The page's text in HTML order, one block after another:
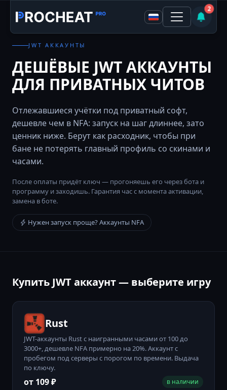
2
JWT АККАУНТЫ
ДЕШЁВЫЕ JWT АККАУНТЫ
ДЛЯ ПРИВАТНЫХ ЧИТОВ
Отлежавшиеся учётки под приватный софт,
дешевле чем в NFA: запуск на шаг длиннее, зато
ценник ниже. Берут как расходник, чтобы при
бане не потерять главный профиль со скинами и
часами.
После оплаты придёт ключ — прогоняешь его через бота и
программу и заходишь. Гарантия час с момента активации,
замена в боте.
Нужен запуск проще? Аккаунты NFA
Купить JWT аккаунт — выберите игру
Rust
JWT-аккаунты Rust с наигранными часами от 100 до
3000+, дешевле NFA примерно на 20%. Аккаунт с
пробегом под серверы с порогом по времени. Выдача
по ключу.
от 109 ₽ в наличии